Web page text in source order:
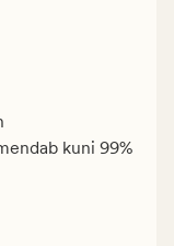
kuni 99%